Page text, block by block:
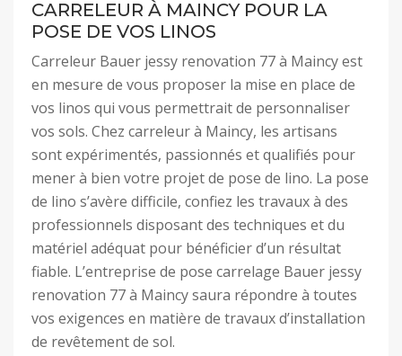
CARRELEUR À MAINCY POUR LA
POSE DE VOS LINOS
Carreleur Bauer jessy renovation 77 à Maincy est
en mesure de vous proposer la mise en place de
vos linos qui vous permettrait de personnaliser
vos sols. Chez carreleur à Maincy, les artisans
sont expérimentés, passionnés et qualifiés pour
mener à bien votre projet de pose de lino. La pose
de lino s’avère difficile, confiez les travaux à des
professionnels disposant des techniques et du
matériel adéquat pour bénéficier d’un résultat
fiable. L’entreprise de pose carrelage Bauer jessy
renovation 77 à Maincy saura répondre à toutes
vos exigences en matière de travaux d’installation
de revêtement de sol.